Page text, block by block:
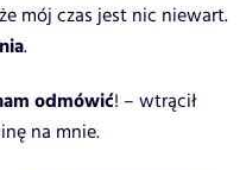
mój czas jest nic niewart.
.
odmówić! – wtrącił
na mnie.